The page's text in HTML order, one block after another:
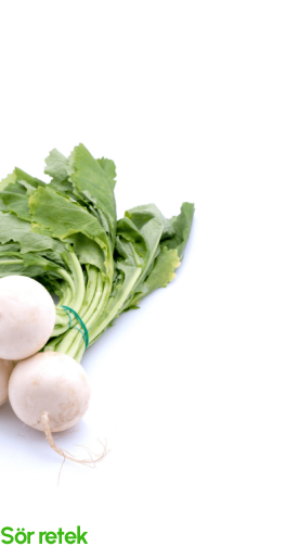
Sör retek